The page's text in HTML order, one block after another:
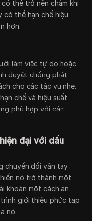
có thể trở nên chậm khi
có thể hạn chế hiệu
hơn.
làm việc tự do hoặc
duyệt chống phát
cho các tác vụ nhẹ.
chế và hiệu suất
phù hợp với các
đại với dấu
chuyển đổi vân tay
nó trở thành một
khoản một cách an
giới thiệu phức tạp
nó.